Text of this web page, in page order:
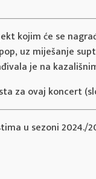
kojim će se
uz miješanje
je na
za ovaj koncert
u sezoni 2024./